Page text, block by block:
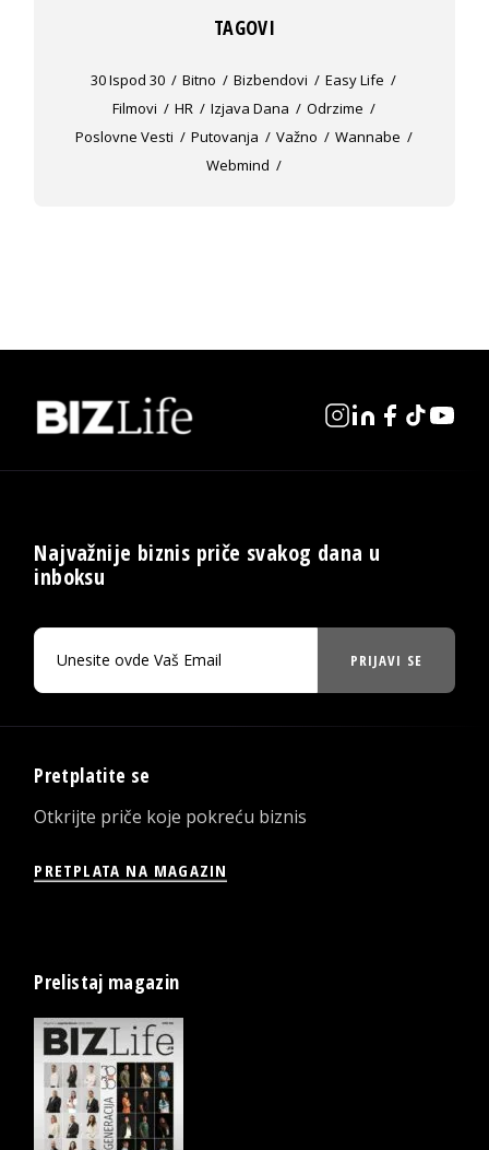
TAGOVI
30 Ispod 30 Bitno Bizbendovi
Easy Life
Filmovi
HR Izjava Dana
Odrzime
Poslovne Vesti
Putovanja Važno
Wannabe
Webmind
Najvažnije biznis priče svakog dana u
inboksu
PRIJAVI SE
Pretplatite se
Otkrijte priče koje pokreću biznis
PRETPLATA NA MAGAZIN
Prelistaj magazin